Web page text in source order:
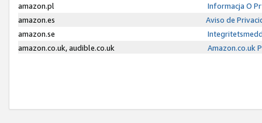
amazon.pl
Informacja O
amazon.es
Aviso de
amazon.se
amazon.co.uk, audible.co.uk
Amazon.co.uk